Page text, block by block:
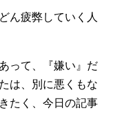
ん疲弊していく人
って、『嫌い』だ
は、別に悪くもな
たく、今日の記事